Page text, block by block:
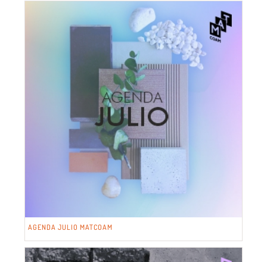
AGENDA JULIO MATCOAM